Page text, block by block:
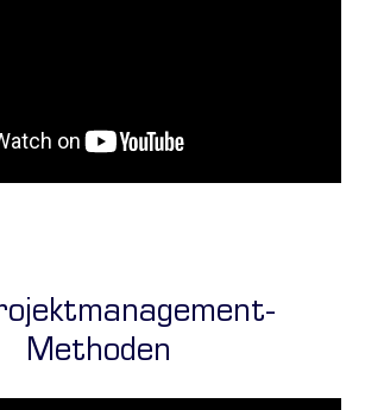
Methoden